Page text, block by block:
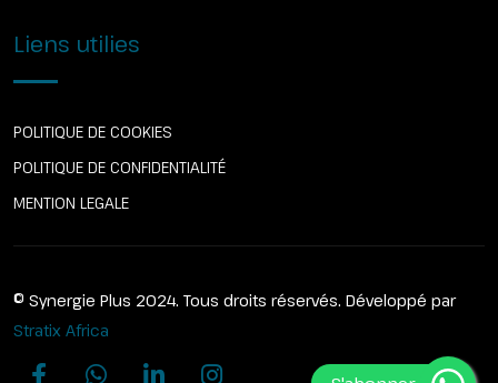
Liens utilies
POLITIQUE DE COOKIES
POLITIQUE DE CONFIDENTIALITÉ
MENTION LEGALE
© Synergie Plus 2024. Tous droits réservés. Développé par
Stratix Africa